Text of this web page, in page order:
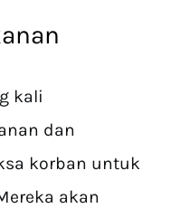
kali
dan
korban untuk
akan